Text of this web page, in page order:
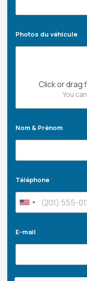
Photos du véhicule
Click or drag
You
Nom & Prénom
Téléphone*
E-mail